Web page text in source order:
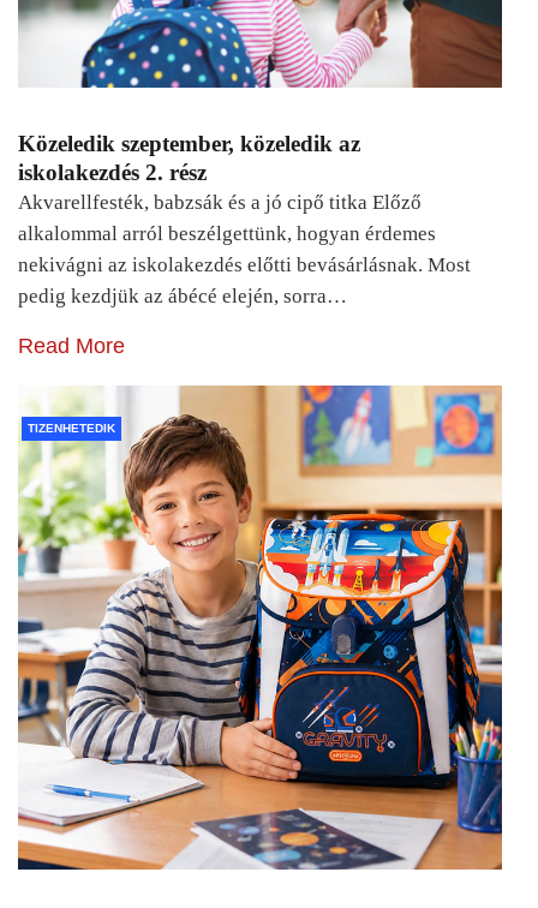
Közeledik szeptember, közeledik az
iskolakezdés 2. rész
Akvarellfesték, babzsák és a jó cipő titka Előző
alkalommal arról beszélgettünk, hogyan érdemes
nekivágni az iskolakezdés előtti bevásárlásnak. Most
pedig kezdjük az ábécé elején, sorra…
Read More
TIZENHETEDIK